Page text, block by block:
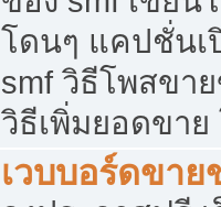
โดนๆ แคปชั่นเ
smf วิธีโพสขา
วิธีเพิ่มยอดขาย
เวบบอร์ดขา